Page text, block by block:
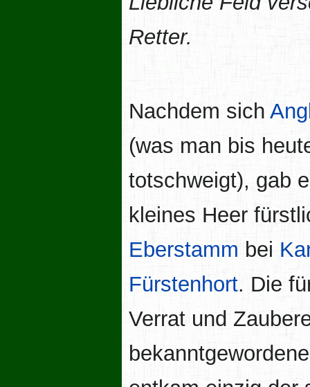
Retter.
Nachdem sich
(was man bis
totschweigt), gab
kleines Heer
Eberstamm bei
Fürstenhort. Die
Verrat und